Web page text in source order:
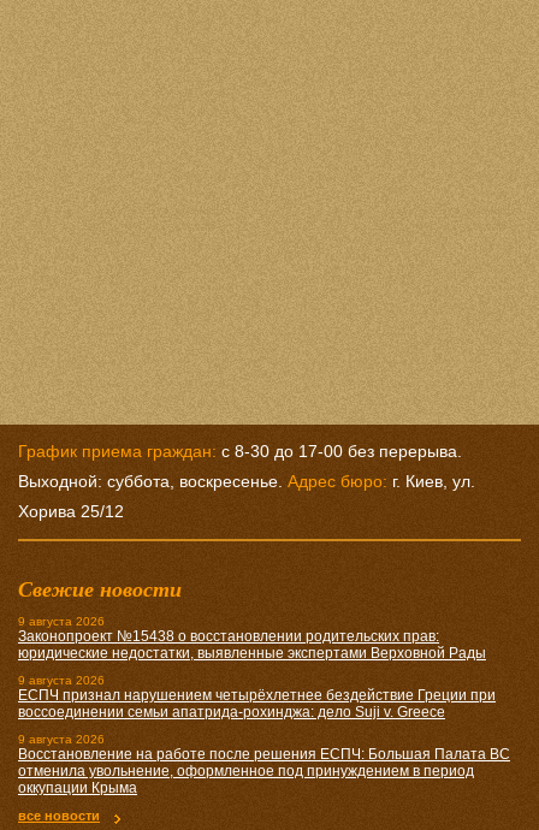
График приема граждан: с 8-30 до 17-00 без перерыва.
Выходной: суббота, воскресенье. Адрес бюро: г. Киев, ул.
Хорива 25/12
Свежие новости
9 августа 2026
Законопроект №15438 о восстановлении родительских прав:
юридические недостатки, выявленные экспертами Верховной Рады
9 августа 2026
ЕСПЧ признал нарушением четырёхлетнее бездействие Греции при
воссоединении семьи апатрида-рохинджа: дело Suji v. Greece
9 августа 2026
Восстановление на работе после решения ЕСПЧ: Большая Палата ВС
отменила увольнение, оформленное под принуждением в период
оккупации Крыма
все новости